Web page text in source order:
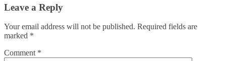
Leave a Reply
Your email address will not be published. Required fields are
marked *
Comment *